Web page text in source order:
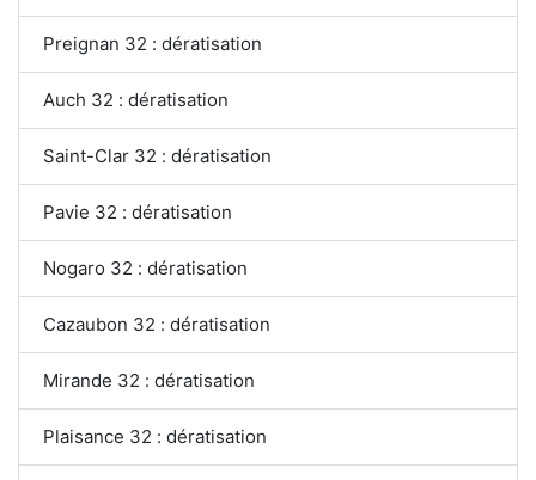
Preignan 32 : dératisation
Auch 32 : dératisation
Saint-Clar 32 : dératisation
Pavie 32 : dératisation
Nogaro 32 : dératisation
Cazaubon 32 : dératisation
Mirande 32 : dératisation
Plaisance 32 : dératisation